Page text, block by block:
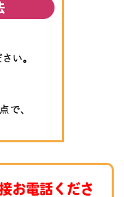
お電話くださ